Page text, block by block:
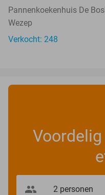
Pannenkoekenhuis De
Wezep
Verkocht: 248